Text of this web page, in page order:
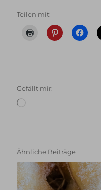
Teilen mit:
Gefällt mir:
Ähnliche Beiträge